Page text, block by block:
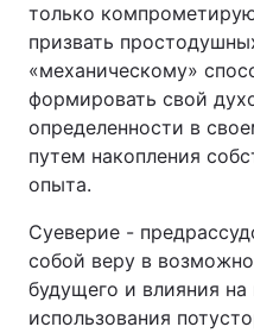
только
призвать
«механическому»
формировать свой
определенности в
путем накопления
опыта.
Суеверие -
собой веру в
будущего и влияния
использования